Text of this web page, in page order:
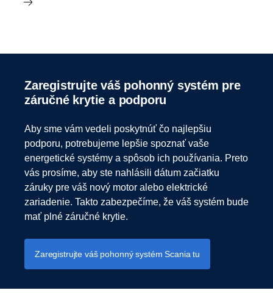
Zaregistrujte váš pohonný systém pre
záručné krytie a podporu
Aby sme vám vedeli poskytnúť čo najlepšiu
podporu, potrebujeme lepšie spoznať vaše
energetické systémy a spôsob ich používania. Preto
vás prosíme, aby ste nahlásili dátum začiatku
záruky pre váš nový motor alebo elektrické
zariadenie. Takto zabezpečíme, že váš systém bude
mať plné záručné krytie.
Zaregistrujte váš pohonný systém Scania tu